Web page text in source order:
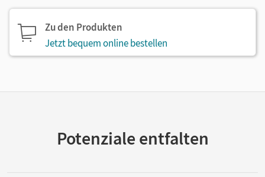
Zu den Produkten
Jetzt bequem online bestellen
Potenziale entfalten